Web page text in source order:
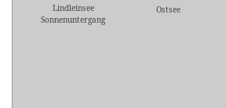
Lindleinsee
Sonnenuntergang
Ostsee